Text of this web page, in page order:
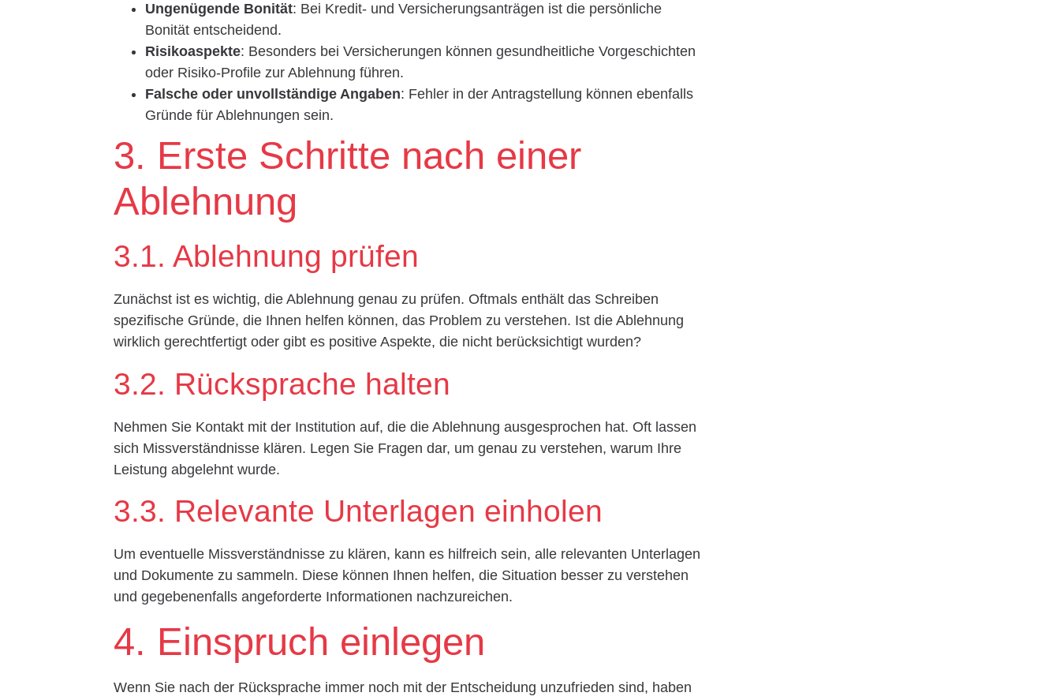
Ungenügende Bonität: Bei Kredit- und Versicherungsanträgen ist die persönliche
Bonität entscheidend.
Risikoaspekte: Besonders bei Versicherungen können gesundheitliche Vorgeschichten
oder Risiko-Profile zur Ablehnung führen.
Falsche oder unvollständige Angaben: Fehler in der Antragstellung können ebenfalls
Gründe für Ablehnungen sein.
3. Erste Schritte nach einer
Ablehnung
3.1. Ablehnung prüfen
Zunächst ist es wichtig, die Ablehnung genau zu prüfen. Oftmals enthält das Schreiben
spezifische Gründe, die Ihnen helfen können, das Problem zu verstehen. Ist die Ablehnung
wirklich gerechtfertigt oder gibt es positive Aspekte, die nicht berücksichtigt wurden?
3.2. Rücksprache halten
Nehmen Sie Kontakt mit der Institution auf, die die Ablehnung ausgesprochen hat. Oft lassen
sich Missverständnisse klären. Legen Sie Fragen dar, um genau zu verstehen, warum Ihre
Leistung abgelehnt wurde.
3.3. Relevante Unterlagen einholen
Um eventuelle Missverständnisse zu klären, kann es hilfreich sein, alle relevanten Unterlagen
und Dokumente zu sammeln. Diese können Ihnen helfen, die Situation besser zu verstehen
und gegebenenfalls angeforderte Informationen nachzureichen.
4. Einspruch einlegen
Wenn Sie nach der Rücksprache immer noch mit der Entscheidung unzufrieden sind, haben